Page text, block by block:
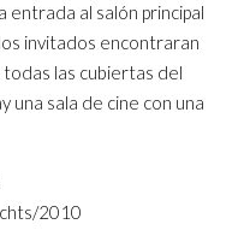
entrada al salón principal
invitados encontraran
las cubiertas del
una sala de cine con una
2010